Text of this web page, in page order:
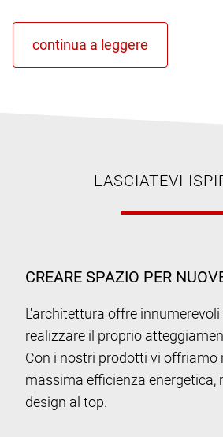
LASCIATEVI
CREARE SPAZIO PER
L'architettura offre
realizzare il proprio
Con i nostri prodotti vi offriamo
massima efficienza energetica,
design al top.